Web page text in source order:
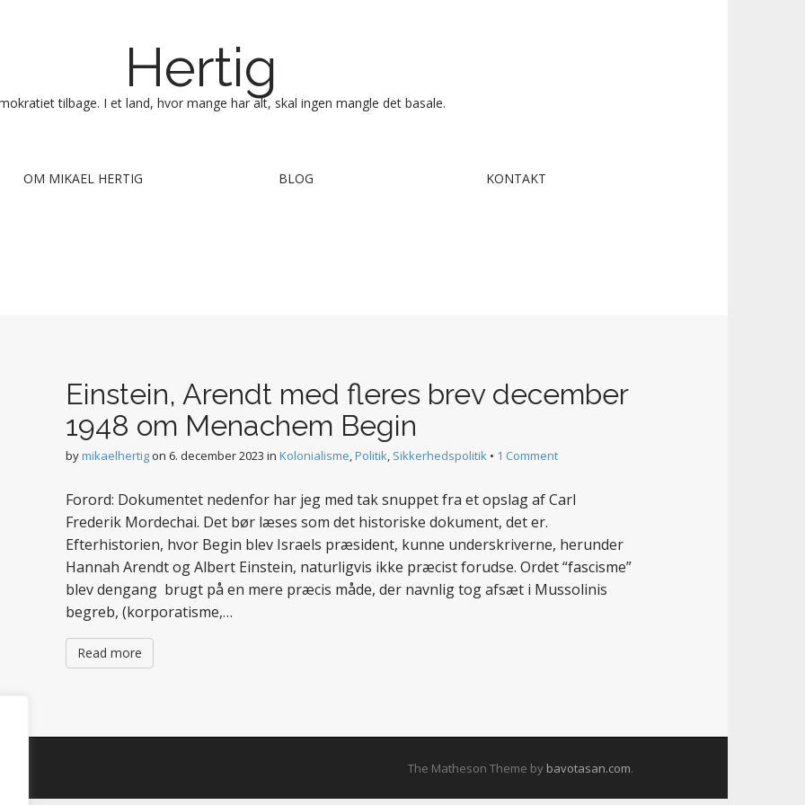
Hertig
tilbage. I et land, hvor mange har alt, skal ingen mangle det basale.
OM MIKAEL HERTIG BLOG KONTAKT
Einstein, Arendt med fleres brev december
1948 om Menachem Begin
bymikaelhertigon 6. december 2023 in Kolonialisme,Politik, Sikkerhedspolitik • 1 Comment
Forord: Dokumentet nedenfor har jeg med tak snuppet fra et opslag af Carl
Frederik Mordechai. Det bør læses som det historiske dokument, det er.
Efterhistorien, hvor Begin blev Israels præsident, kunne underskriverne, herunder
Hannah Arendt og Albert Einstein, naturligvis ikke præcist forudse. Ordet “fascisme”
blev dengang brugt på en mere præcis måde, der navnlig tog afsæt i Mussolinis
begreb, (korporatisme,…
Read more
The Matheson Theme by bavotasan.com.